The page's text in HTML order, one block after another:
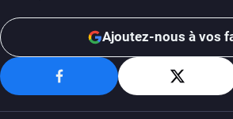
Ajoutez-nous à vos